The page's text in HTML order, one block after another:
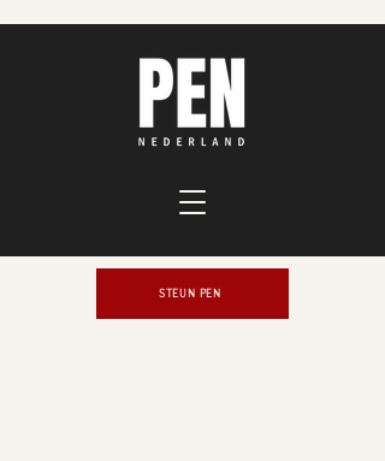
STEUN PEN